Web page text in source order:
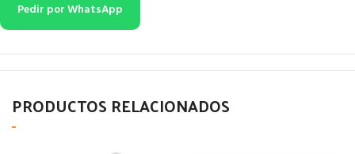
Pedir por WhatsApp
PRODUCTOS RELACIONADOS